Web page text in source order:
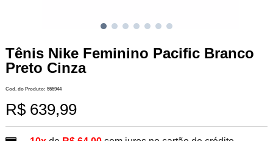
Tênis Nike Feminino Pacific Branco
Preto Cinza
Cod. do Produto: 555944
R$ 639,99